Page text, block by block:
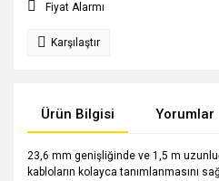
Fiyat Alarmı
Karşılaştır
Ürün Bilgisi Yorumlar
23,6 mm genişliğinde ve 1,5 m
kabloların kolayca tanımlanmasını